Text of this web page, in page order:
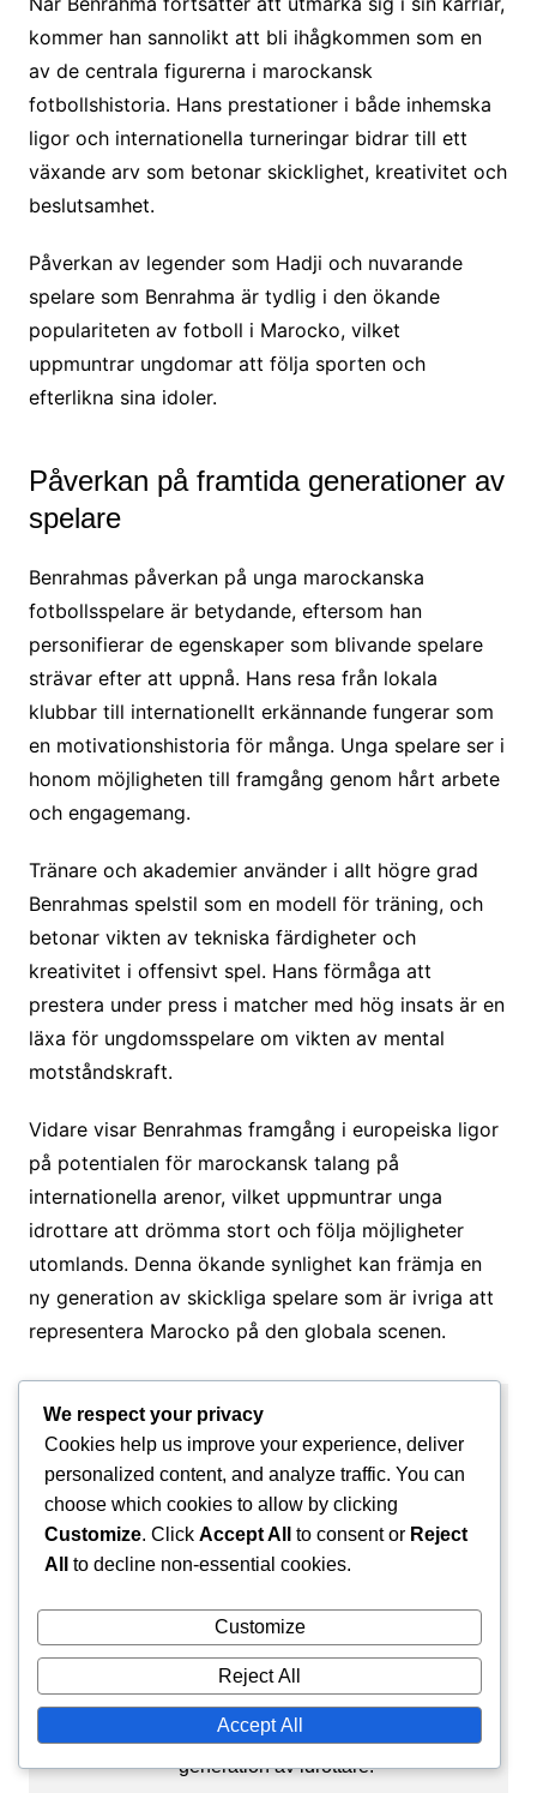
kommer han sannolikt att bli ihågkommen som en
av de centrala figurerna i marockansk
fotbollshistoria. Hans prestationer i både inhemska
ligor och internationella turneringar bidrar till ett
växande arv som betonar skicklighet, kreativitet och
beslutsamhet.
Påverkan av legender som Hadji och nuvarande
spelare som Benrahma är tydlig i den ökande
populariteten av fotboll i Marocko, vilket
uppmuntrar ungdomar att följa sporten och
efterlikna sina idoler.
Påverkan på framtida generationer av
spelare
Benrahmas påverkan på unga marockanska
fotbollsspelare är betydande, eftersom han
personifierar de egenskaper som blivande spelare
strävar efter att uppnå. Hans resa från lokala
klubbar till internationellt erkännande fungerar som
en motivationshistoria för många. Unga spelare ser i
honom möjligheten till framgång genom hårt arbete
och engagemang.
Tränare och akademier använder i allt högre grad
Benrahmas spelstil som en modell för träning, och
betonar vikten av tekniska färdigheter och
kreativitet i offensivt spel. Hans förmåga att
prestera under press i matcher med hög insats är en
läxa för ungdomsspelare om vikten av mental
motståndskraft.
Vidare visar Benrahmas framgång i europeiska ligor
på potentialen för marockansk talang på
internationella arenor, vilket uppmuntrar unga
idrottare att drömma stort och följa möjligheter
utomlands. Denna ökande synlighet kan främja en
ny generation av skickliga spelare som är ivriga att
representera Marocko på den globala scenen.
Amir El-Mansouri
Amir är en passionerad
sportskribent och fotbollsentusiast
från Casablanca, Marocko. Med en
djup kärlek till det vackra spelet
resorna för kända marockanska
spelare, fira deras prestationer och
bidrag till fotboll både lokalt och
internationellt. Hans insiktsfulla
artiklar syftar till att inspirera nästa
generation av idrottare.
We respect your privacy
Cookies help us improve your experience, deliver
personalized content, and analyze traffic. You can
choose which cookies to allow by clicking
Customize. Click Accept All to consent or Reject
All
to decline non-essential cookies.
Customize
Reject All
Accept All